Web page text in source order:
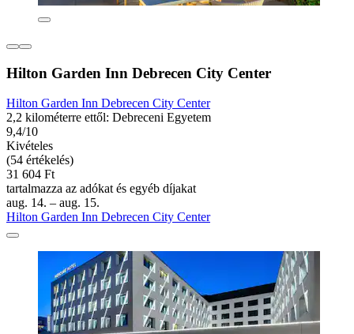
Hilton Garden Inn Debrecen City Center
Hilton Garden Inn Debrecen City Center
2,2 kilométerre ettől: Debreceni Egyetem
9,4/10
Kivételes
(54 értékelés)
31 604 Ft
tartalmazza az adókat és egyéb díjakat
aug. 14. – aug. 15.
Hilton Garden Inn Debrecen City Center